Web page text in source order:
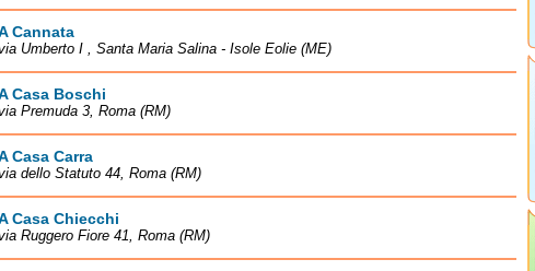
Cannata
Umberto I , Santa Maria Salina - Isole Eolie (ME)
Casa Boschi
Premuda 3, Roma (RM)
Casa Carra
dello Statuto 44, Roma (RM)
Casa Chiecchi
Ruggero Fiore 41, Roma (RM)